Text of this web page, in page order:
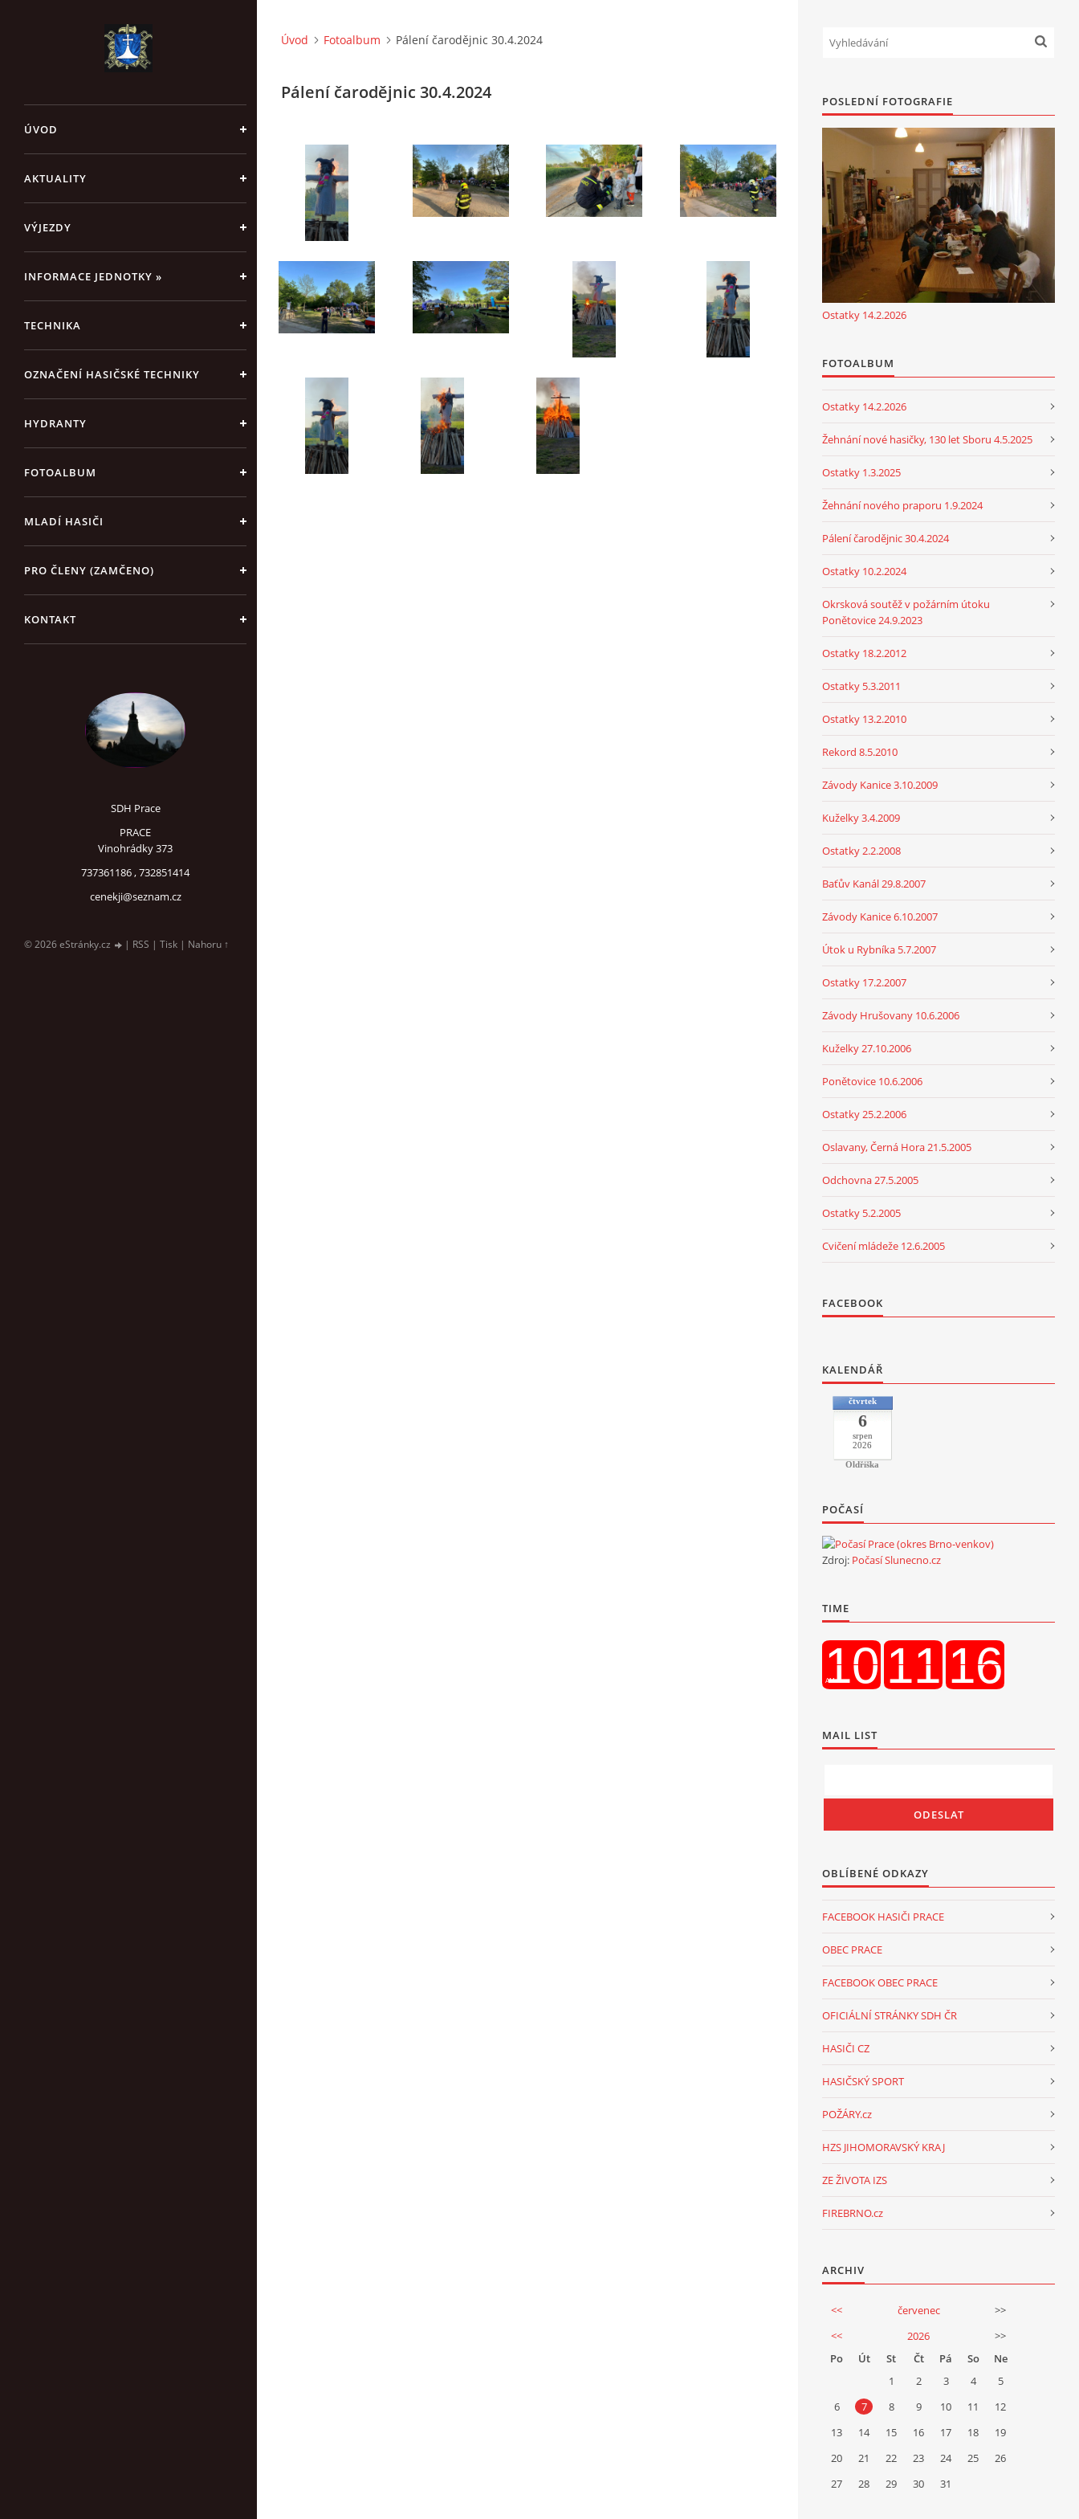
ÚVOD
AKTUALITY
VÝJEZDY
INFORMACE JEDNOTKY »
TECHNIKA
OZNAČENÍ HASIČSKÉ TECHNIKY
HYDRANTY
FOTOALBUM
MLADÍ HASIČI
PRO ČLENY (ZAMČENO)
KONTAKT
SDH Prace
PRACE
Vinohrádky 373
737361186 , 732851414
cenekji@seznam.cz
© 2026 eStránky.cz | RSS | Tisk | Nahoru ↑
Úvod Fotoalbum Pálení čarodějnic 30.4.2024
Pálení čarodějnic 30.4.2024 POSLEDNÍ FOTOGRAFIE
Ostatky 14.2.2026
FOTOALBUM
Ostatky 14.2.2026
Žehnání nové hasičky, 130 let Sboru 4.5.2025
Ostatky 1.3.2025
Žehnání nového praporu 1.9.2024
Pálení čarodějnic 30.4.2024
Ostatky 10.2.2024
Okrsková soutěž v požárním útoku
Ponětovice 24.9.2023
Ostatky 18.2.2012
Ostatky 5.3.2011
Ostatky 13.2.2010
Rekord 8.5.2010
Závody Kanice 3.10.2009
Kuželky 3.4.2009
Ostatky 2.2.2008
Baťův Kanál 29.8.2007
Závody Kanice 6.10.2007
Útok u Rybníka 5.7.2007
Ostatky 17.2.2007
Závody Hrušovany 10.6.2006
Kuželky 27.10.2006
Ponětovice 10.6.2006
Ostatky 25.2.2006
Oslavany, Černá Hora 21.5.2005
Odchovna 27.5.2005
Ostatky 5.2.2005
Cvičení mládeže 12.6.2005
FACEBOOK
KALENDÁŘ
čtvrtek
6
srpen
2026
Oldřiška
POČASÍ
Zdroj: Počasí Slunecno.cz
TIME
MAIL LIST
OBLÍBENÉ ODKAZY
FACEBOOK HASIČI PRACE
OBEC PRACE
FACEBOOK OBEC PRACE
OFICIÁLNÍ STRÁNKY SDH ČR
HASIČI CZ
HASIČSKÝ SPORT
POŽÁRY.cz
HZS JIHOMORAVSKÝ KRAJ
ZE ŽIVOTA IZS
FIREBRNO.cz
ARCHIV
<< červenec
>>
<<
2026
>>
Po
Út St Čt Pá So
Ne
1
2 3 4
5
6
7 8 9 10 11
12
13
14 15 16 17 18
19
20
21 22 23 24 25
26
27
28 29 30 31